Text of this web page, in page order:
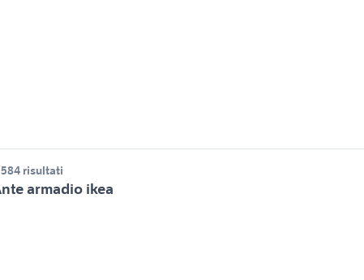
risultati
armadio ikea